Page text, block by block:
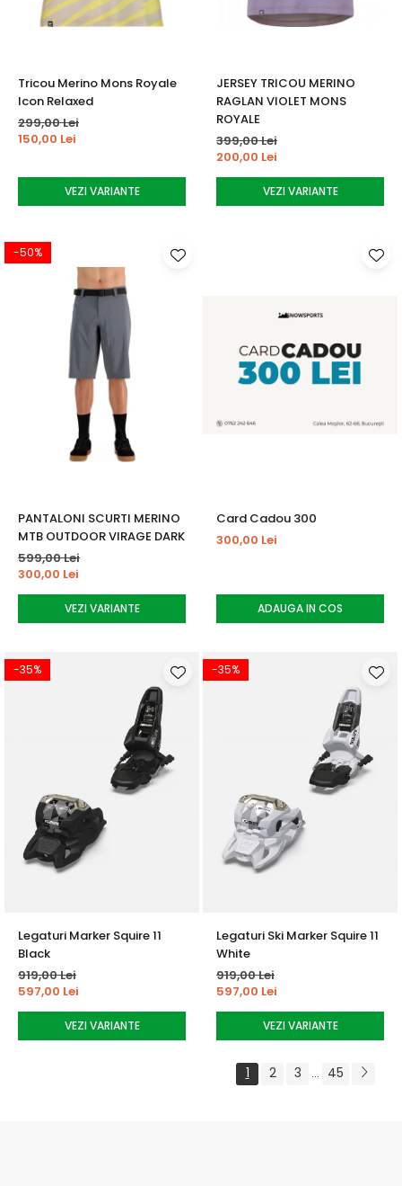
Tricou Merino Mons Royale
Icon Relaxed
299,00 Lei
150,00 Lei
VEZI VARIANTE
JERSEY TRICOU MERINO
RAGLAN VIOLET MONS
ROYALE
399,00 Lei
200,00 Lei
VEZI VARIANTE
-50%
PANTALONI SCURTI MERINO
MTB OUTDOOR VIRAGE DARK
599,00 Lei
300,00 Lei
VEZI VARIANTE
Card Cadou 300
300,00 Lei
ADAUGA IN COS
-35%
Legaturi Marker Squire 11
Black
919,00 Lei
597,00 Lei
VEZI VARIANTE
-35%
Legaturi Ski Marker Squire 11
White
919,00 Lei
597,00 Lei
VEZI VARIANTE
1 2 3 ... 45